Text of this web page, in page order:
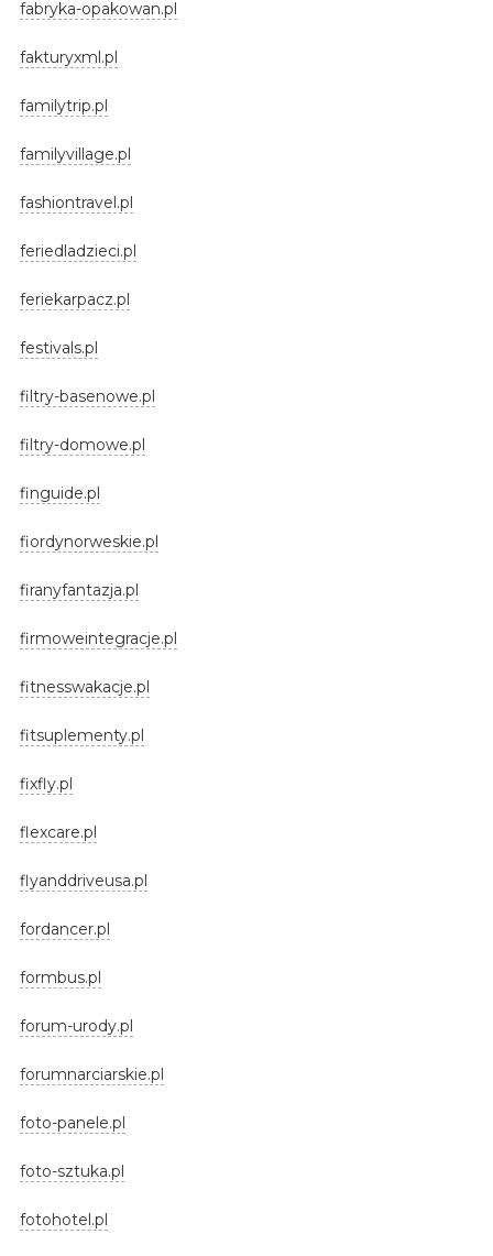
fabryka-opakowan.pl
fakturyxml.pl
familytrip.pl
familyvillage.pl
fashiontravel.pl
feriedladzieci.pl
feriekarpacz.pl
festivals.pl
filtry-basenowe.pl
filtry-domowe.pl
finguide.pl
fiordynorweskie.pl
firanyfantazja.pl
firmoweintegracje.pl
fitnesswakacje.pl
fitsuplementy.pl
fixfly.pl
flexcare.pl
flyanddriveusa.pl
fordancer.pl
formbus.pl
forum-urody.pl
forumnarciarskie.pl
foto-panele.pl
foto-sztuka.pl
fotohotel.pl